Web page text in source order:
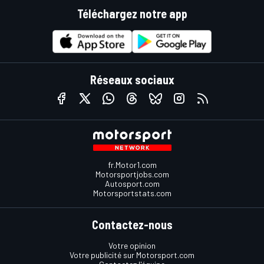
Téléchargez notre app
Réseaux sociaux
fr.Motor1.com
Motorsportjobs.com
Autosport.com
Motorsportstats.com
Contactez-nous
Votre opinion
Votre publicité sur Motorsport.com